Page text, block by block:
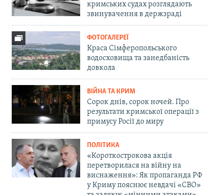
кримських судах розглядають
звинувачення в держзраді
ФОТОГАЛЕРЕЇ
Краса Сімферопольського
водосховища та занедбаність
довкола
ВІЙНА ТА КРИМ
Сорок днів, сорок ночей. Про
результати кримської операції з
примусу Росії до миру
ПОЛІТИКА
«Короткострокова акція
перетворилася на війну на
виснаження»: Як пропаганда РФ
у Криму пояснює невдачі «СВО»